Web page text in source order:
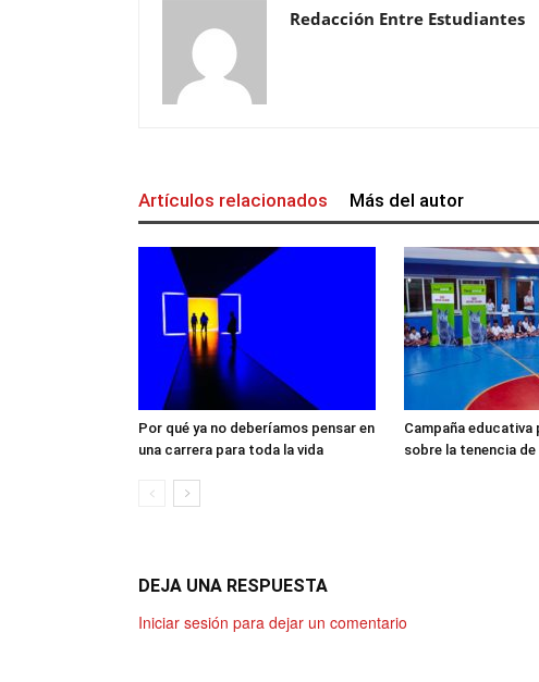
Redacción Entre Estudiantes
Artículos relacionados Más del autor
Por qué ya no deberíamos pensar en
una carrera para toda la vida
Campaña
sobre la tenencia
DEJA UNA RESPUESTA
Iniciar sesión para dejar un comentario